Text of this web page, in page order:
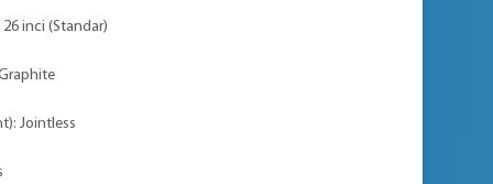
inci (Standar)
Jointless